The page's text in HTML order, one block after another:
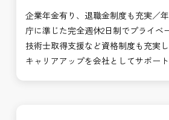
企業年金有り、退職金制度も充実／
庁に準じた完全週休2日制でプライベ
技術士取得支援など資格制度も充実
キャリアアップを会社としてサポート